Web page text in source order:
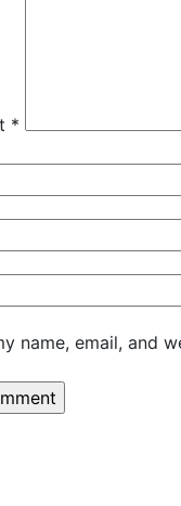
*
name, email, and